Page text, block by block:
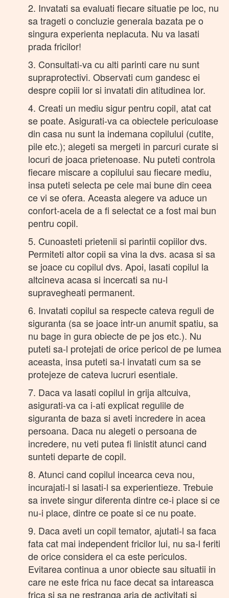
2. Invatati sa evaluati fiecare situatie pe loc, nu
sa trageti o concluzie generala bazata pe o
singura experienta neplacuta. Nu va lasati
prada fricilor!
3. Consultati-va cu alti parinti care nu sunt
supraprotectivi. Observati cum gandesc ei
despre copiii lor si invatati din atitudinea lor.
4. Creati un mediu sigur pentru copil, atat cat
se poate. Asigurati-va ca obiectele periculoase
din casa nu sunt la indemana copilului (cutite,
pile etc.); alegeti sa mergeti in parcuri curate si
locuri de joaca prietenoase. Nu puteti controla
fiecare miscare a copilului sau fiecare mediu,
insa puteti selecta pe cele mai bune din ceea
ce vi se ofera. Aceasta alegere va aduce un
confort-acela de a fi selectat ce a fost mai bun
pentru copil.
5. Cunoasteti prietenii si parintii copiilor dvs.
Permiteti altor copii sa vina la dvs. acasa si sa
se joace cu copilul dvs. Apoi, lasati copilul la
altcineva acasa si incercati sa nu-l
supravegheati permanent.
6. Invatati copilul sa respecte cateva reguli de
siguranta (sa se joace intr-un anumit spatiu, sa
nu bage in gura obiecte de pe jos etc.). Nu
puteti sa-l protejati de orice pericol de pe lumea
aceasta, insa puteti sa-l invatati cum sa se
protejeze de cateva lucruri esentiale.
7. Daca va lasati copilul in grija altcuiva,
asigurati-va ca i-ati explicat regulile de
siguranta de baza si aveti incredere in acea
persoana. Daca nu alegeti o persoana de
incredere, nu veti putea fi linistit atunci cand
sunteti departe de copil.
8. Atunci cand copilul incearca ceva nou,
incurajati-l si lasati-l sa experientieze. Trebuie
sa invete singur diferenta dintre ce-i place si ce
nu-i place, dintre ce poate si ce nu poate.
9. Daca aveti un copil temator, ajutati-l sa faca
fata cat mai independent fricilor lui, nu sa-l feriti
de orice considera el ca este periculos.
Evitarea continua a unor obiecte sau situatii in
care ne este frica nu face decat sa intareasca
frica si sa ne restranga aria de activitati si